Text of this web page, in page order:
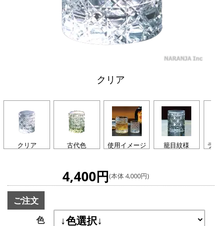
クリア
クリア 古代色 使用イメージ 籠目紋様 ライ
4,400円(本体 4,000円)
ご注文
色